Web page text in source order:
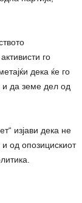
го
дека ќе го
и да земе дел од
изјави дека не
од опозицискиот